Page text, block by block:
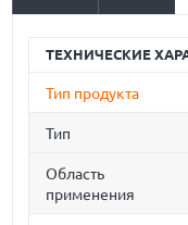
ТЕХНИЧЕСКИЕ
Тип продукта
Тип
Область
применения